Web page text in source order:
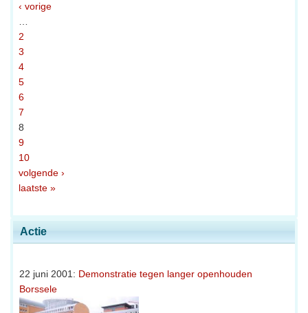
Actie
22 juni 2001: Demonstratie tegen langer openhouden
Borssele
‹ vorige
…
2
3
4
5
6
7
8
9
10
volgende ›
laatste »